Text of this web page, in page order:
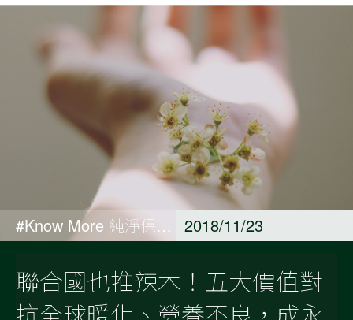
#Know More 純淨保養觀點 2018/11/23
聯合國也推辣木！五大價值對